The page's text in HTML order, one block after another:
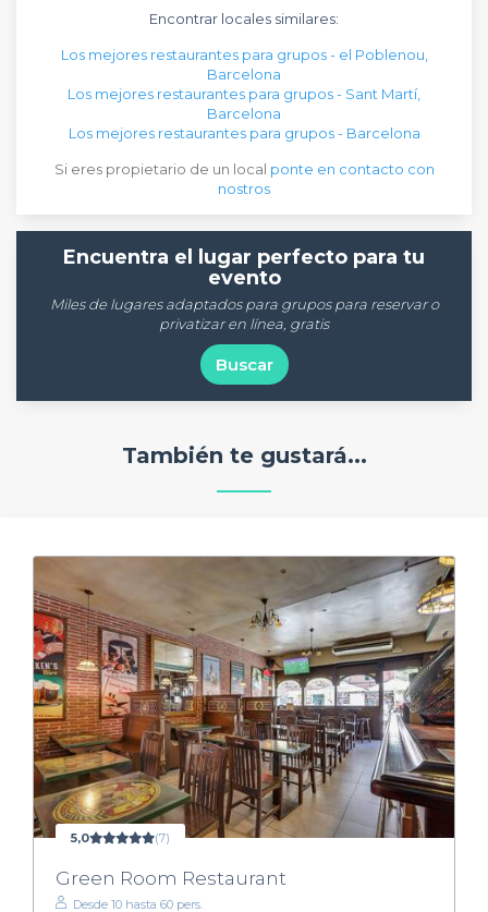
Encontrar locales similares:
Los mejores restaurantes para grupos - el Poblenou,
Barcelona
Los mejores restaurantes para grupos - Sant Martí,
Barcelona
Los mejores restaurantes para grupos - Barcelona
Si eres propietario de un local ponte en contacto con
nostros
Encuentra el lugar perfecto para tu
evento
Miles de lugares adaptados para grupos para reservar o
privatizar en línea, gratis
Buscar
También te gustará...
5,0 (7)
Green Room Restaurant
Desde 10 hasta 60 pers.